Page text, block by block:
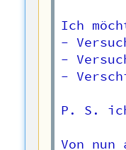
Ich
-
-
-
P. S.
Von